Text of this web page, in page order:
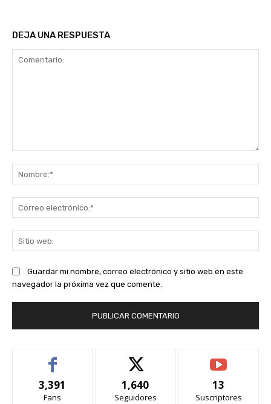
DEJA UNA RESPUESTA
Guardar mi nombre, correo electrónico y sitio web en este
navegador la próxima vez que comente.
3,391
Fans
1,640
Seguidores
13
Suscriptores